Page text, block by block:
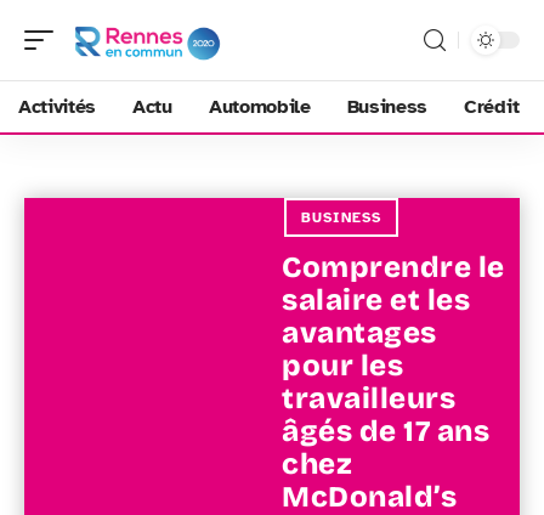
Activités Actu Automobile Business Crédit
BUSINESS
Comprendre le
salaire et les
avantages
pour les
travailleurs
âgés de 17 ans
chez
McDonald’s